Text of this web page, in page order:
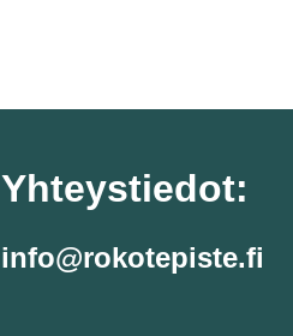
Yhteystiedot:
info@rokotepiste.fi